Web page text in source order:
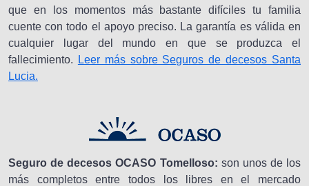
que en los momentos más bastante difíciles tu familia
cuente con todo el apoyo preciso. La garantía es válida en
cualquier lugar del mundo en que se produzca el
fallecimiento.
Leer más sobre Seguros de decesos Santa
Lucia.
Seguro de decesos OCASO Tomelloso: son unos de los
más completos entre todos los libres en el mercado